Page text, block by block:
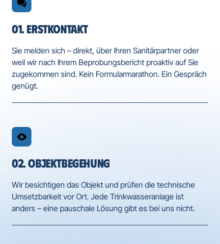
01. ERSTKONTAKT
Sie melden sich – direkt, über Ihren Sanitärpartner oder
weil wir nach Ihrem Beprobungsbericht proaktiv auf Sie
zugekommen sind. Kein Formularmarathon. Ein Gespräch
genügt.
02. OBJEKTBEGEHUNG
Wir besichtigen das Objekt und prüfen die technische
Umsetzbarkeit vor Ort. Jede Trinkwasseranlage ist
anders – eine pauschale Lösung gibt es bei uns nicht.